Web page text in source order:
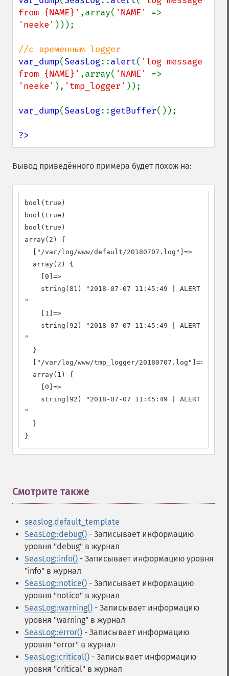
from {NAME}' ,array( 'NAME'
'neeke' )));
var_dump(SeasLog::alert( 'log message
from {NAME}' ,array( 'NAME'
'neeke' ), 'tmp_logger' ));
var_dump(SeasLog::getBuffer());
?>
Вывод приведённого примера будет похож на:
bool(true)
bool(true)
bool(true)
array(2) {
  ["/var/log/www/default/20180707.log"]=>
  array(2) {
    [0]=>
string(81) "2018-07-07 11:45:49 | ALERT |
"
    [1]=>
string(92) "2018-07-07 11:45:49 | ALERT |
"
  }
  ["/var/log/www/tmp_logger/20180707.log"]=>
  array(1) {
    [0]=>
string(92) "2018-07-07 11:45:49 | ALERT |
"
  }
}
Смотрите также
seaslog.default_template
SeasLog::debug() - Записывает информацию
уровня "debug" в журнал
SeasLog::info() - Записывает информацию уровня
"info" в журнал
SeasLog::notice() - Записывает информацию
уровня "notice" в журнал
SeasLog::warning() - Записывает информацию
уровня "warning" в журнал
SeasLog::error() - Записывает информацию
уровня "error" в журнал
SeasLog::critical() - Записывает информацию
уровня "critical" в журнал